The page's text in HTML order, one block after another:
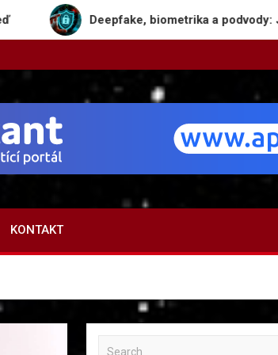
Deepfake, biometrika a podvody: Jak se bránit v
KONTAKT